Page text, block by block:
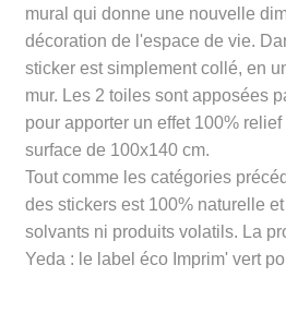
mural qui donne une nouvelle
décoration de l'espace de vie.
sticker est simplement collé, en
mur. Les 2 toiles sont apposées
pour apporter un effet 100%
surface de 100x140 cm.
Tout comme les catégories
des stickers est 100% naturelle
solvants ni produits volatils. La
Yeda : le label éco Imprim' vert